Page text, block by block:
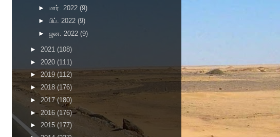
► மார். 2022 (9)
► பிப். 2022 (9)
► ஜன. 2022 (9)
► 2021 (108)
► 2020 (111)
► 2019 (112)
► 2018 (176)
► 2017(180)
► 2016 (176)
► 2015 (177)